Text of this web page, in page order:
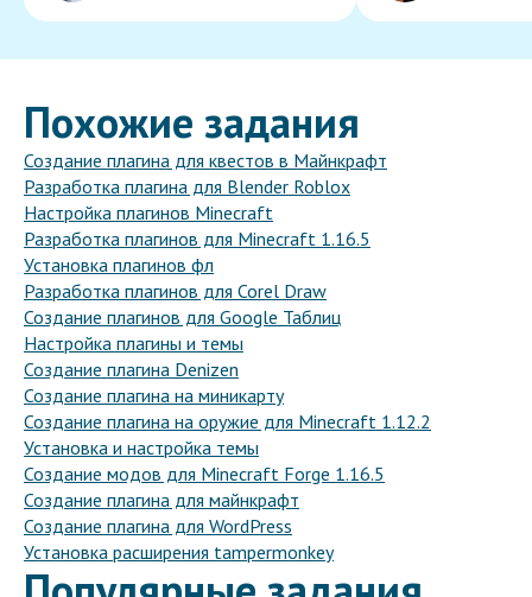
Похожие задания
Создание плагина для квестов в Майнкрафт
Разработка плагина для Blender Roblox
Настройка плагинов Minecraft
Разработка плагинов для Minecraft 1.16.5
Установка плагинов фл
Разработка плагинов для Corel Draw
Создание плагинов для Google Таблиц
Настройка плагины и темы
Создание плагина Denizen
Создание плагина на миникарту
Создание плагина на оружие для Minecraft 1.12.2
Установка и настройка темы
Создание модов для Minecraft Forge 1.16.5
Создание плагина для майнкрафт
Создание плагина для WordPress
Установка расширения tampermonkey